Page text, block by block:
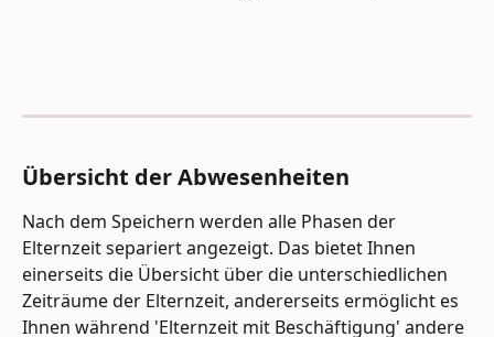
Übersicht der Abwesenheiten
Nach dem Speichern werden alle Phasen der
Elternzeit separiert angezeigt. Das bietet Ihnen
einerseits die Übersicht über die unterschiedlichen
Zeiträume der Elternzeit, andererseits ermöglicht es
Ihnen während 'Elternzeit mit Beschäftigung' andere